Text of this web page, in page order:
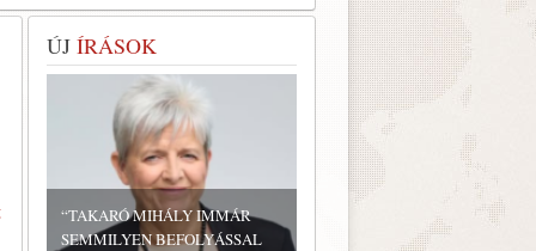
ÚJ ÍRÁSOK
“TAKARÓ MIHÁLY IMMÁR
SEMMILYEN BEFOLYÁSSAL